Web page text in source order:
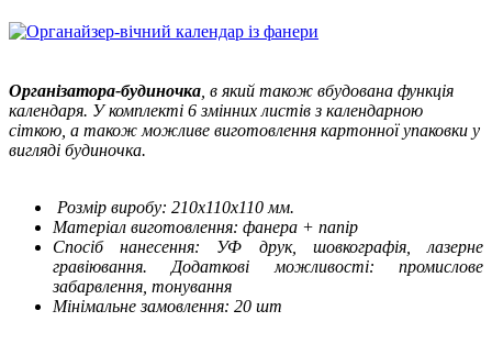
Організатора-будиночка , в який також вбудована функція
календаря. У комплекті 6 змінних листів з календарною
сіткою, а також можливе виготовлення картонної упаковки у
вигляді будиночка.
Розмір виробу: 210х110х110 мм.
Матеріал виготовлення: фанера + папір
Спосіб нанесення: УФ друк, шовкографія, лазерне
гравіювання. Додаткові можливості: промислове
забарвлення, тонування
Мінімальне замовлення: 20 шт